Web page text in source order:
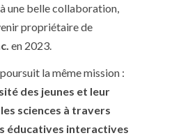
une belle collaboration,
propriétaire de
en 2023.
la même mission :
des jeunes et leur
sciences à travers
éducatives interactives